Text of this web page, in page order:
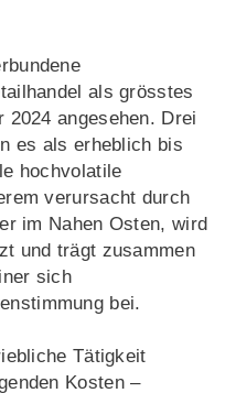
als grösstes
angesehen. Drei
es als erheblich bis
hochvolatile
verursacht durch
im Nahen Osten, wird
und trägt zusammen
sich
bei.
Tätigkeit
Kosten –